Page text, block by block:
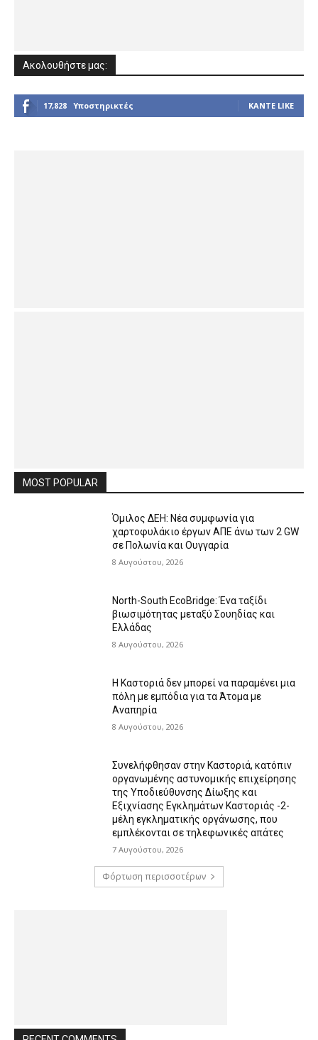
Ακολουθήστε μας:
17,828 Υποστηρικτές ΚΆΝΤΕ LIKE
MOST POPULAR
Όμιλος ΔΕΗ: Νέα συμφωνία για
χαρτοφυλάκιο έργων ΑΠΕ άνω των 2 GW
σε Πολωνία και Ουγγαρία
8 Αυγούστου, 2026
North-South EcoBridge: Ένα ταξίδι
βιωσιμότητας μεταξύ Σουηδίας και
Ελλάδας
8 Αυγούστου, 2026
Η Καστοριά δεν μπορεί να παραμένει μια
πόλη με εμπόδια για τα Άτομα με
Αναπηρία
8 Αυγούστου, 2026
Συνελήφθησαν στην Καστοριά, κατόπιν
οργανωμένης αστυνομικής επιχείρησης
της Υποδιεύθυνσης Δίωξης και
Εξιχνίασης Εγκλημάτων Καστοριάς -2-
μέλη εγκληματικής οργάνωσης, που
εμπλέκονται σε τηλεφωνικές απάτες
7 Αυγούστου, 2026
Φόρτωση περισσοτέρων